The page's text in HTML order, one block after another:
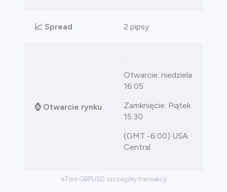
eToro GBPUSD szczegóły transakcji
📈 Spread 2 pipsy
⌚ Otwarcie rynku
.
Otwarcie: niedziela
16:05
Zamknięcie: Piątek
15:30
(GMT -6:00) USA
Central